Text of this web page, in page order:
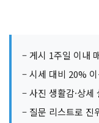
– 게시 1주일 이내
– 시세 대비 20%
– 사진 생활감·상세
– 질문 리스트로 진